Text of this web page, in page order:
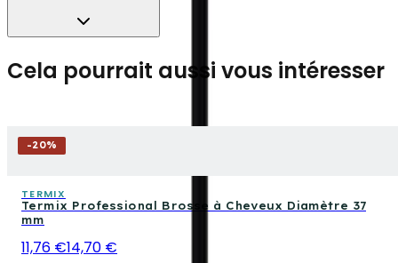
Cela pourrait aussi vous intéresser
-20%
TERMIX
Termix Professional Brosse à Cheveux Diamètre 37
mm
11,76 €14,70 €